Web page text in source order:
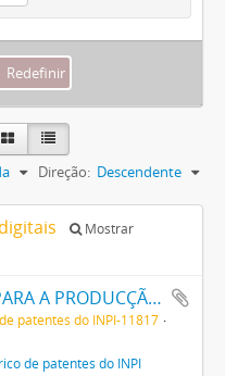
Direção: Descendente
Mostrar
UM PROCESSO PARA A PRODUCÇÃO DE UMA SUBSTANCIA EXPLOSIVA
patentes do INPI-11817
de patentes do INPI